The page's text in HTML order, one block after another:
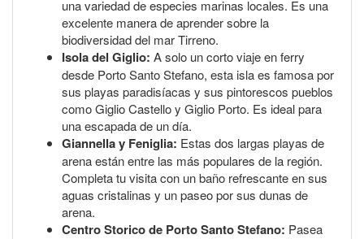
una variedad de especies marinas locales. Es una
excelente manera de aprender sobre la
biodiversidad del mar Tirreno.
Isola del Giglio: A solo un corto viaje en ferry
desde Porto Santo Stefano, esta isla es famosa por
sus playas paradisíacas y sus pintorescos pueblos
como Giglio Castello y Giglio Porto. Es ideal para
una escapada de un día.
Giannella y Feniglia: Estas dos largas playas de
arena están entre las más populares de la región.
Completa tu visita con un baño refrescante en sus
aguas cristalinas y un paseo por sus dunas de
arena.
Centro Storico de Porto Santo Stefano: Pasea